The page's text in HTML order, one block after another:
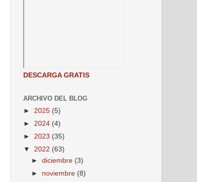
DESCARGA GRATIS
ARCHIVO DEL BLOG
► 2025 (5)
► 2024 (4)
► 2023 (35)
▼ 2022 (63)
►diciembre (3)
► noviembre (8)